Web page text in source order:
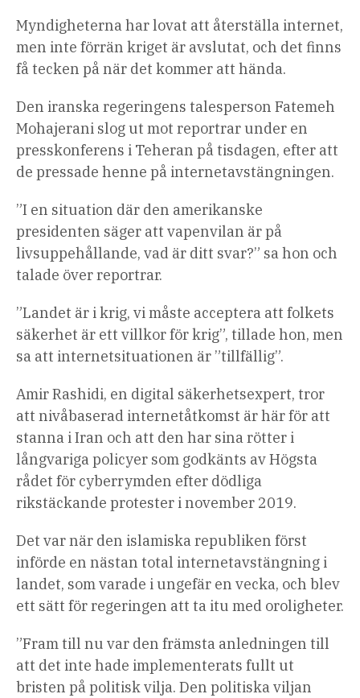
Myndigheterna har lovat att återställa internet,
men inte förrän kriget är avslutat, och det finns
få tecken på när det kommer att hända.
Den iranska regeringens talesperson Fatemeh
Mohajerani slog ut mot reportrar under en
presskonferens i Teheran på tisdagen, efter att
de pressade henne på internetavstängningen.
”I en situation där den amerikanske
presidenten säger att vapenvilan är på
livsuppehållande, vad är ditt svar?” sa hon och
talade över reportrar.
”Landet är i krig, vi måste acceptera att folkets
säkerhet är ett villkor för krig”, tillade hon, men
sa att internetsituationen är ”tillfällig”.
Amir Rashidi, en digital säkerhetsexpert, tror
att nivåbaserad internetåtkomst är här för att
stanna i Iran och att den har sina rötter i
långvariga policyer som godkänts av Högsta
rådet för cyberrymden efter dödliga
rikstäckande protester i november 2019.
Det var när den islamiska republiken först
införde en nästan total internetavstängning i
landet, som varade i ungefär en vecka, och blev
ett sätt för regeringen att ta itu med oroligheter.
”Fram till nu var den främsta anledningen till
att det inte hade implementerats fullt ut
bristen på politisk vilja. Den politiska viljan